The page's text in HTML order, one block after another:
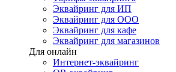
Эквайринг для ИП
Эквайринг для ООО
Эквайринг для кафе
Эквайринг для магазинов
Для онлайн
Интернет-эквайринг